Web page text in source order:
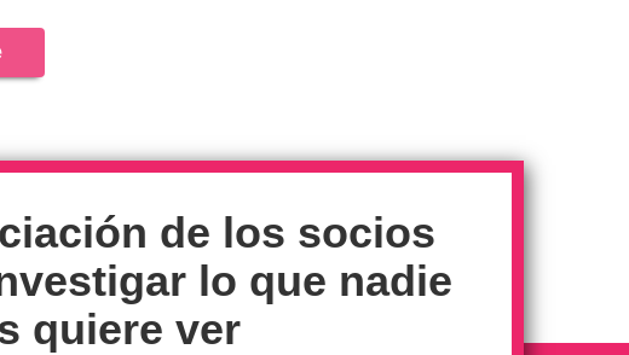
de los socios
lo que nadie
quiere ver